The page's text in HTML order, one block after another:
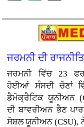
ਜਰਮਨੀ ਦੀ
ਜਰਮਨੀ ਵਿੱਚ 23
ਹੋਈਆਂ ਸੰਸਦੀ ਚੋਣਾਂ
ਡੈਮੋਕ੍ਰੈਟਿਕ ਯੂਨੀਅਨ
ਦੀ ਬਾਵਰੀਅਨ ਭੈਣ
ਸੋਸ਼ਲ ਯੂਨੀਅਨ (CSU),